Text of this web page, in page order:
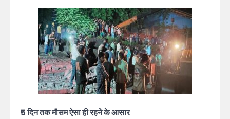
5 दिन तक मौसम ऐसा ही रहने के आसार